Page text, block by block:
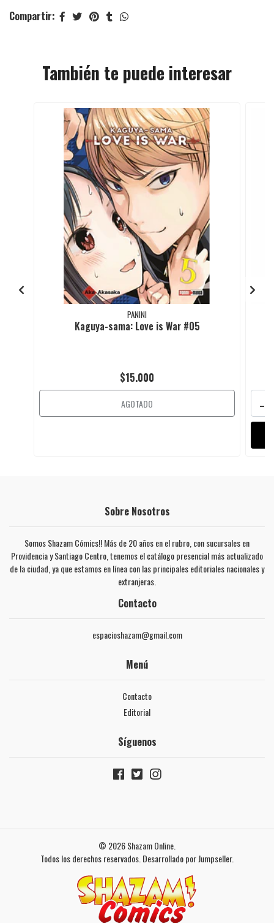
Compartir:
También te puede interesar
PANINI
Kaguya-sama: Love is War #05
$15.000
AGOTADO -
Sobre Nosotros
Somos Shazam Cómics!! Más de 20 años en el rubro, con sucursales en
Providencia y Santiago Centro, tenemos el catálogo presencial más actualizado
de la ciudad, ya que estamos en línea con las principales editoriales nacionales y
extranjeras.
Contacto
espacioshazam@gmail.com
Menú
Contacto
Editorial
Síguenos
© 2026 Shazam Online.
Todos los derechos reservados. Desarrollado por Jumpseller.